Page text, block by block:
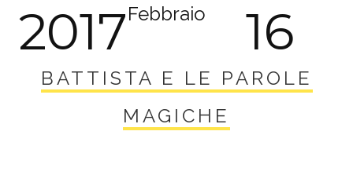
2017Febbraio 16
BATTISTA E LE PAROLE
MAGICHE